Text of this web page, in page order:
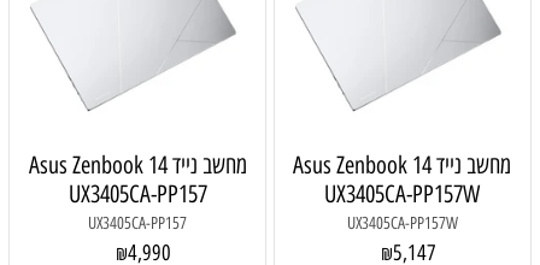
מחשב נייד Asus Zenbook 14
UX3405CA-PP157W
UX3405CA-PP157W
₪5,147
מחשב נייד Asus Zenbook 14
UX3405CA-PP157
UX3405CA-PP157
₪4,990